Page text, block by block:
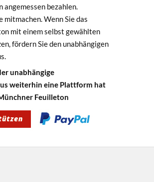
angemessen bezahlen.
mitmachen. Wenn Sie das
mit einem selbst gewählten
fördern Sie den unabhängigen
unabhängige
weiterhin eine Plattform hat
Feuilleton